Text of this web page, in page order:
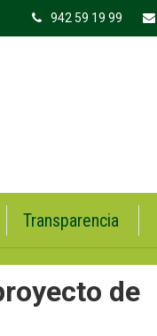
942 59 19 99
Transparencia
de